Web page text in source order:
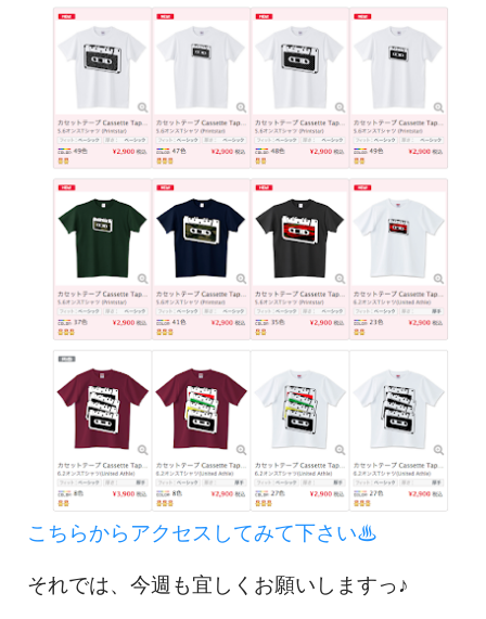
こちらからアクセスしてみて下さい♨
それでは、今週も宜しくお願いしますっ♪